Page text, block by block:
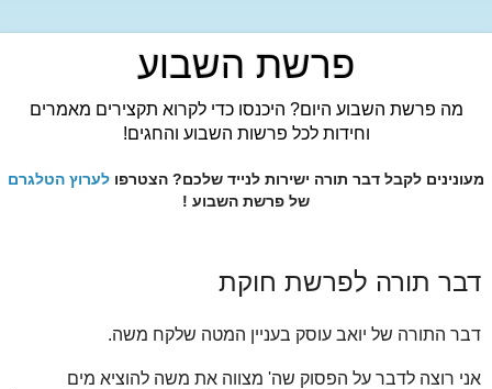
פרשת השבוע
מה פרשת השבוע היום? היכנסו כדי לקרוא תקצירים מאמרים
וחידות לכל פרשות השבוע והחגים!
מעונינים לקבל דבר תורה ישירות לנייד שלכם? הצטרפו לערוץ הטלגרם
של פרשת השבוע !
דבר תורה לפרשת חוקת
דבר התורה של יואב עוסק בעניין המטה שלקח משה.
אני רוצה לדבר על הפסוק שה' מצווה את משה להוציא מים